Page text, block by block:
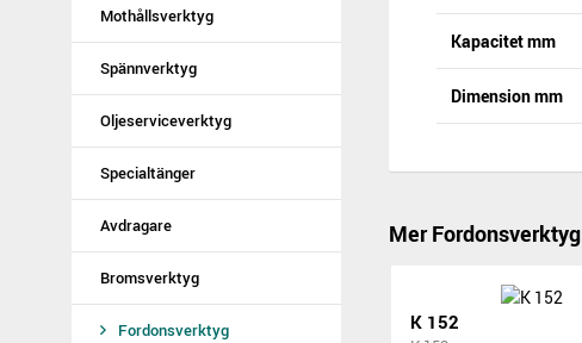
Mothållsverktyg
Spännverktyg
Oljeserviceverktyg
Specialtänger
Avdragare
Bromsverktyg
Fordonsverktyg
Kapacitet mm
Dimension mm
Mer Fordonsverktyg
K 152